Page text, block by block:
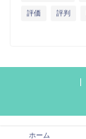
評価 評判
ホーム